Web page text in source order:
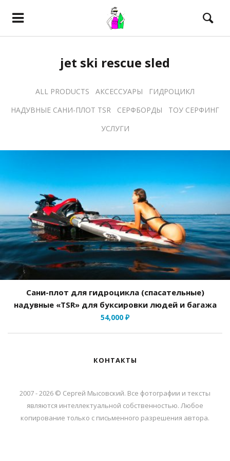
jet ski rescue sled
ALL PRODUCTS АКСЕССУАРЫ
ГИДРОЦИКЛ
НАДУВНЫЕ САНИ-ПЛОТ TSR
СЕРФБОРДЫ
ТОУ СЕРФИНГ
УСЛУГИ
Сани-плот для гидроцикла (спасательные)
надувные «TSR» для буксировки людей и багажа
54,000 ₽
КОНТАКТЫ
2007 - 2026 © Сергей Мысовский. Все фотографии и тексты
являются интеллектуальной собственностью. Любое
копирование только с письменного разрешения автора.